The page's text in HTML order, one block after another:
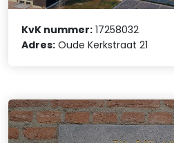
KvK nummer: 17258032
Adres: Oude Kerkstraat 21